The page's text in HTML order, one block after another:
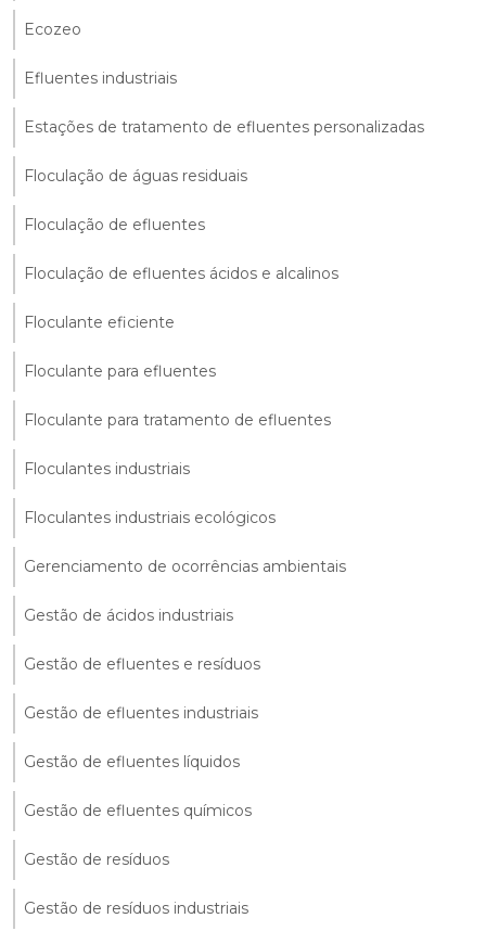
Ecozeo
Efluentes industriais
Estações de tratamento de efluentes personalizadas
Floculação de águas residuais
Floculação de efluentes
Floculação de efluentes ácidos e alcalinos
Floculante eficiente
Floculante para efluentes
Floculante para tratamento de efluentes
Floculantes industriais
Floculantes industriais ecológicos
Gerenciamento de ocorrências ambientais
Gestão de ácidos industriais
Gestão de efluentes e resíduos
Gestão de efluentes industriais
Gestão de efluentes líquidos
Gestão de efluentes químicos
Gestão de resíduos
Gestão de resíduos industriais